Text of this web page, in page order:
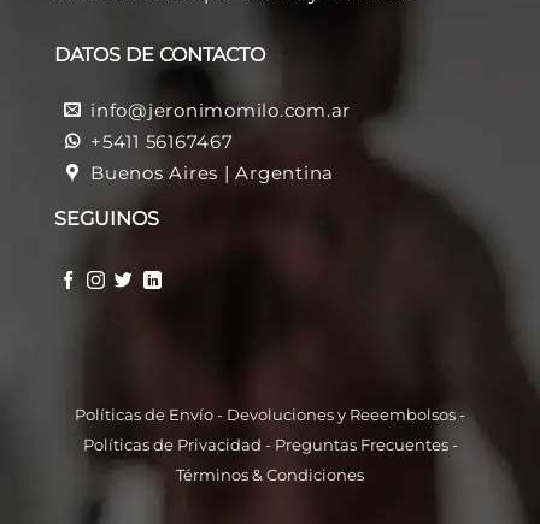
DATOS DE CONTACTO
info@jeronimomilo.com.ar
+5411 56167467
Buenos Aires | Argentina
SEGUINOS
Políticas de Envío - Devoluciones y Reeembolsos -
Políticas de Privacidad - Preguntas Frecuentes-
Términos & Condiciones